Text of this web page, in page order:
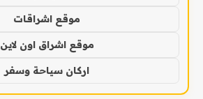
موقع اشراقات
موقع اشراق اون لاين
اركان سياحة وسفر